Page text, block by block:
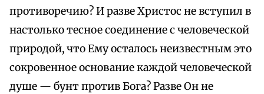
противоречию? И разве Христос не вступил в
настолько тесное соединение с человеческой
природой, что Ему осталось неизвестным это
сокровенное основание каждой человеческой
душе — бунт против Бога? Разве Он не